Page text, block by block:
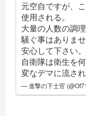
元空自ですが、
使用される。
大量の人数の調
騒ぐ事はありませ
安心して下さい。
自衛隊は衛生を
変なデマに流され
— 進撃の下士官